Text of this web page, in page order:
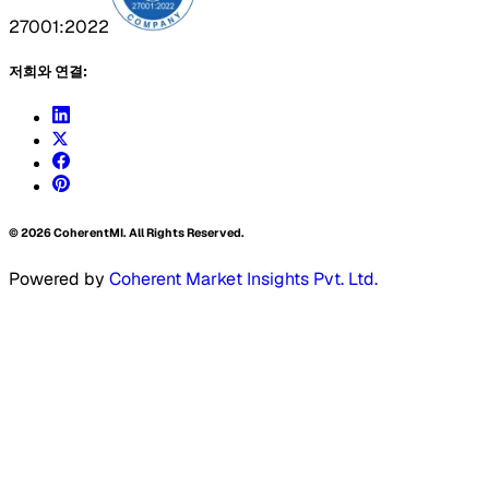
27001:2022
저희와 연결:
©2026CoherentMI. All Rights Reserved.
Powered by Coherent Market Insights Pvt. Ltd.